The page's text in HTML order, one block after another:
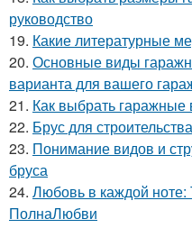
руководство
19. Какие литературные
20. Основные виды
варианта для вашего
21. Как выбрать
22. Брус для
23. Понимание видов и
бруса
24. Любовь в каждой ноте:
ПолнаЛюбви